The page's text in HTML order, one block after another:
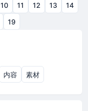
内容 素材
10 11 12 13
14
19